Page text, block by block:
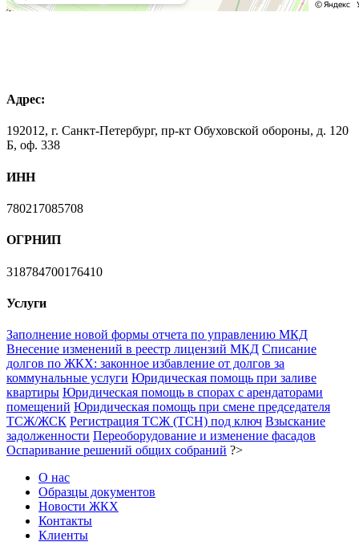
Адрес:
192012, г. Санкт-Петербург, пр-кт Обуховской обороны, д. 120
Б, оф. 338
ИНН
780217085708
ОГРНИП
318784700176410
Услуги
Заполнение новой формы отчета по управлению МКД
Внесение изменений в реестр лицензий МКД Списание
долгов по ЖКХ: законное избавление от долгов за
коммунальные услуги Юридическая помощь при заливе
квартиры Юридическая помощь в спорах с арендаторами
помещений Юридическая помощь при смене председателя
ТСЖ/ЖСК Регистрация ТСЖ (ТСН) под ключ Взыскание
задолженности Переоборудование и изменение фасадов
Оспаривание решений общих собраний ?>
О нас
Образцы документов
Новости ЖКХ
Контакты
Клиенты